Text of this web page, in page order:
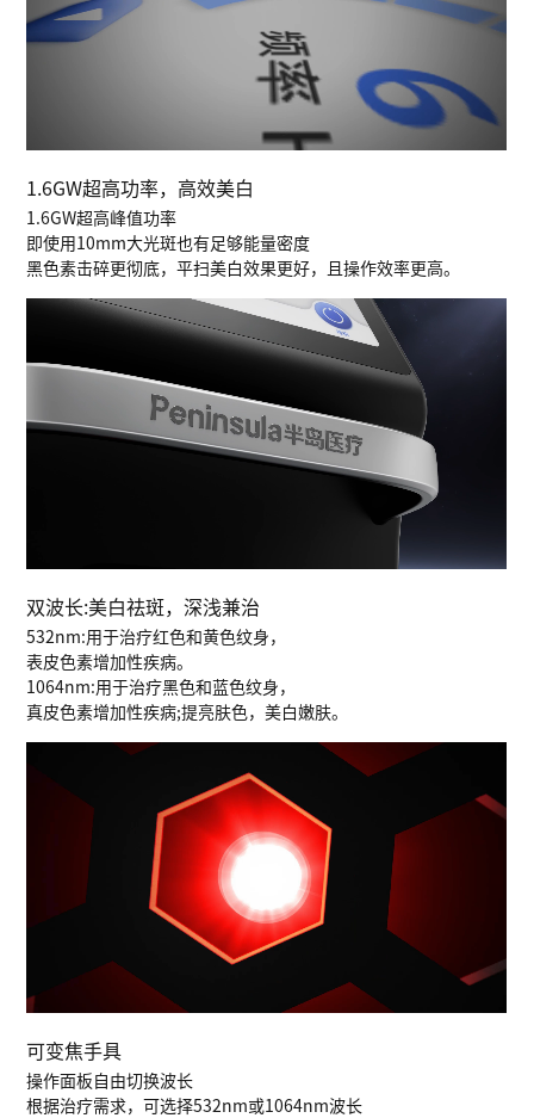
1.6GW超高功率，高效美白
1.6GW超高峰值功率
即使用10mm大光斑也有足够能量密度
黑色素击碎更彻底，平扫美白效果更好，且操作效率更高。
双波长:美白祛斑，深浅兼治
532nm:用于治疗红色和黄色纹身，
表皮色素增加性疾病。
1064nm:用于治疗黑色和蓝色纹身，
真皮色素增加性疾病;提亮肤色，美白嫩肤。
可变焦手具
操作面板自由切换波长
根据治疗需求，可选择532nm或1064nm波长